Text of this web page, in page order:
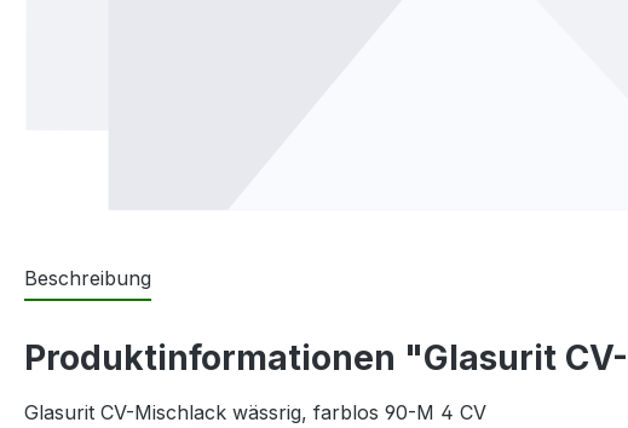
Beschreibung
Produktinformationen "Glasurit
Glasurit CV-Mischlack wässrig, farblos 90-M 4 CV